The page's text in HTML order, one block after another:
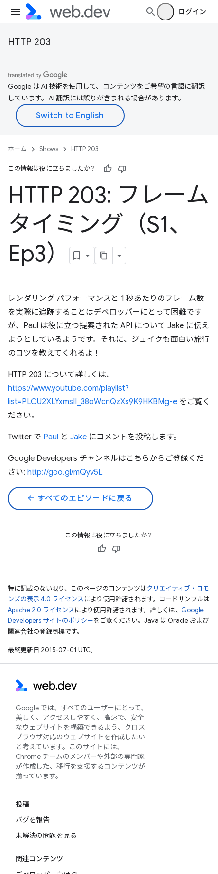
ログイン
HTTP 203
Google は AI 技術を使用して、コンテンツをご希望の言語に翻訳
しています。AI 翻訳には誤りが含まれる場合があります。
ホーム Shows HTTP 203
この情報は役に立ちましたか？
HTTP 203: フレーム
タイミング（S1、
Ep3）
レンダリング パフォーマンスと 1 秒あたりのフレーム数
を実際に追跡することはデベロッパーにとって困難です
が、Paul は役に立つ提案された API について Jake に伝え
ようとしているようです。それに、ジェイクも面白い旅行
のコツを教えてくれるよ！
HTTP 203 について詳しくは、
https://www.youtube.com/playlist?
list=PLOU2XLYxmsII_38oWcnQzXs9K9HKBMg-e をご覧く
ださい。
Twitter で Paul と Jake にコメントを投稿します。
Google Developers チャンネルはこちらからご登録くだ
さい: http://goo.gl/mQyv5L
arrow_back すべてのエピソードに戻る
この情報は役に立ちましたか？
特に記載のない限り、このページのコンテンツはクリエイティブ・コモ
ンズの表示 4.0 ライセンスにより使用許諾されます。コードサンプルは
Apache 2.0 ライセンスにより使用許諾されます。詳しくは、 Google
Developers サイトのポリシーをご覧ください。Java は Oracle および
関連会社の登録商標です。
最終更新日 2015-07-01 UTC。
Google では、すべてのユーザーにとって、
美しく、アクセスしやすく、高速で、安全
なウェブサイトを構築できるよう、クロス
ブラウザ対応のウェブサイトを作成したい
と考えています。このサイトには、
Chrome チームのメンバーや外部の専門家
が作成した、移行を支援するコンテンツが
揃っています。
投稿
バグを報告
未解決の問題を見る
関連コンテンツ